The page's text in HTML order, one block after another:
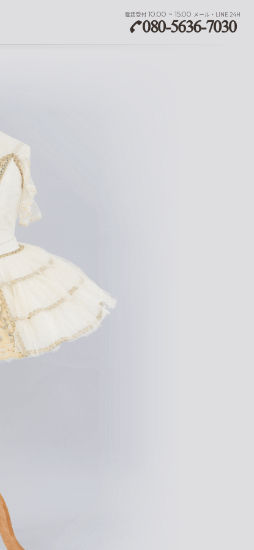
電話受付 10:00 ~ 15:00 メール・LINE 24H
080-5636-7030